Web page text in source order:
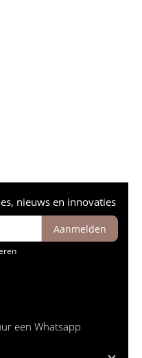
nieuws en innovaties
Aanmelden
een Whatsapp